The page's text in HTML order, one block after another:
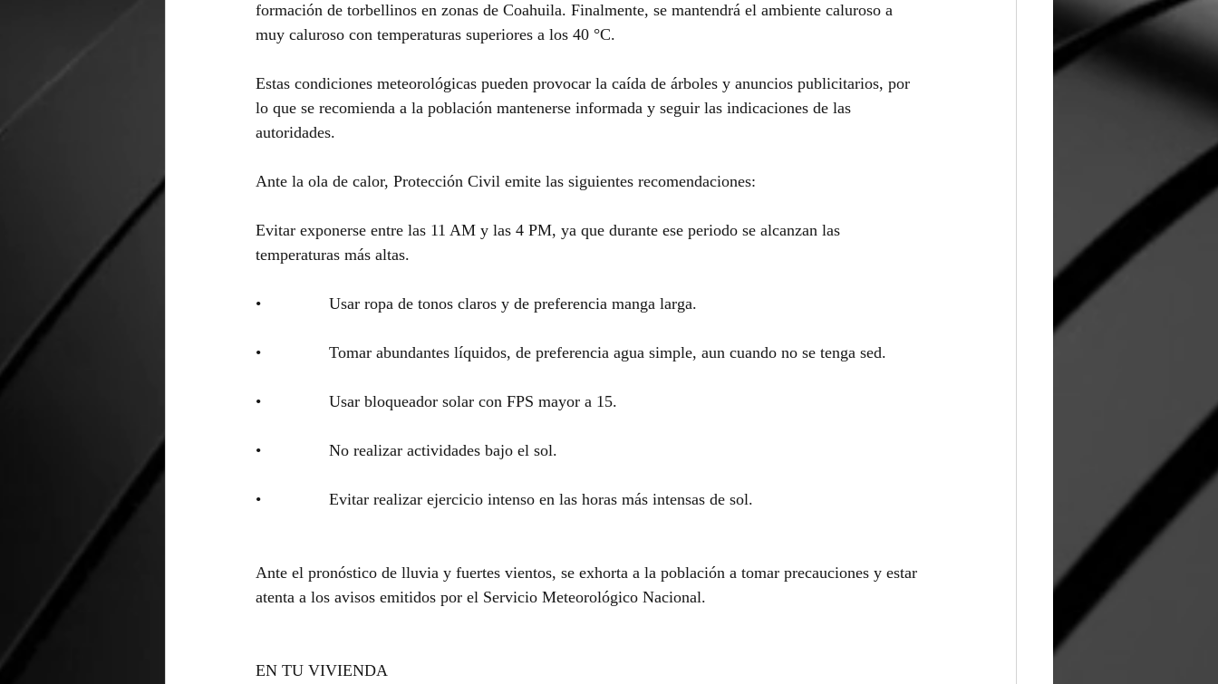
formación de torbellinos en zonas de Coahuila. Finalmente, se mantendrá el ambiente caluroso a
muy caluroso con temperaturas superiores a los 40 °C.
Estas condiciones meteorológicas pueden provocar la caída de árboles y anuncios publicitarios, por
lo que se recomienda a la población mantenerse informada y seguir las indicaciones de las
autoridades.
Ante la ola de calor, Protección Civil emite las siguientes recomendaciones:
Evitar exponerse entre las 11 AM y las 4 PM, ya que durante ese periodo se alcanzan las
temperaturas más altas.
•               Usar ropa de tonos claros y de preferencia manga larga.
•               Tomar abundantes líquidos, de preferencia agua simple, aun cuando no se tenga sed.
•               Usar bloqueador solar con FPS mayor a 15.
•               No realizar actividades bajo el sol.
•               Evitar realizar ejercicio intenso en las horas más intensas de sol.
Ante el pronóstico de lluvia y fuertes vientos, se exhorta a la población a tomar precauciones y estar
atenta a los avisos emitidos por el Servicio Meteorológico Nacional.
EN TU VIVIENDA